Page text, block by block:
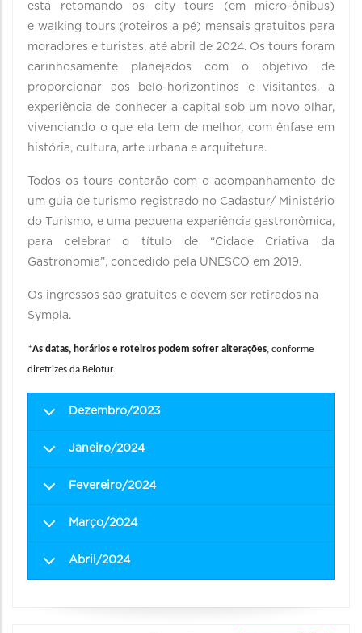
está retomando os city tours (em micro-ônibus)
e walking tours (roteiros a pé) mensais gratuitos para
moradores e turistas, até abril de 2024. Os tours foram
carinhosamente planejados com o objetivo de
proporcionar aos belo-horizontinos e visitantes, a
experiência de conhecer a capital sob um novo olhar,
vivenciando o que ela tem de melhor, com ênfase em
história, cultura, arte urbana e arquitetura.
Todos os tours contarão com o acompanhamento de
um guia de turismo registrado no Cadastur/ Ministério
do Turismo, e uma pequena experiência gastronômica,
para celebrar o título de “Cidade Criativa da
Gastronomia”, concedido pela UNESCO em 2019.
Os ingressos são gratuitos e devem ser retirados na
Sympla.
*As datas, horários e roteiros podem sofrer alterações, conforme
diretrizes da Belotur.
Dezembro/2023
Janeiro/2024
Fevereiro/2024
Março/2024
Abril/2024